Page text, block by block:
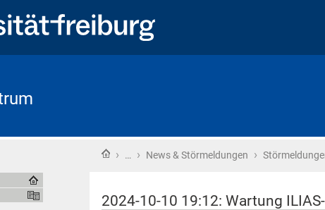
Startseite
› … › News & Störmeldungen ›
2024-10-10 19:12: Wartung